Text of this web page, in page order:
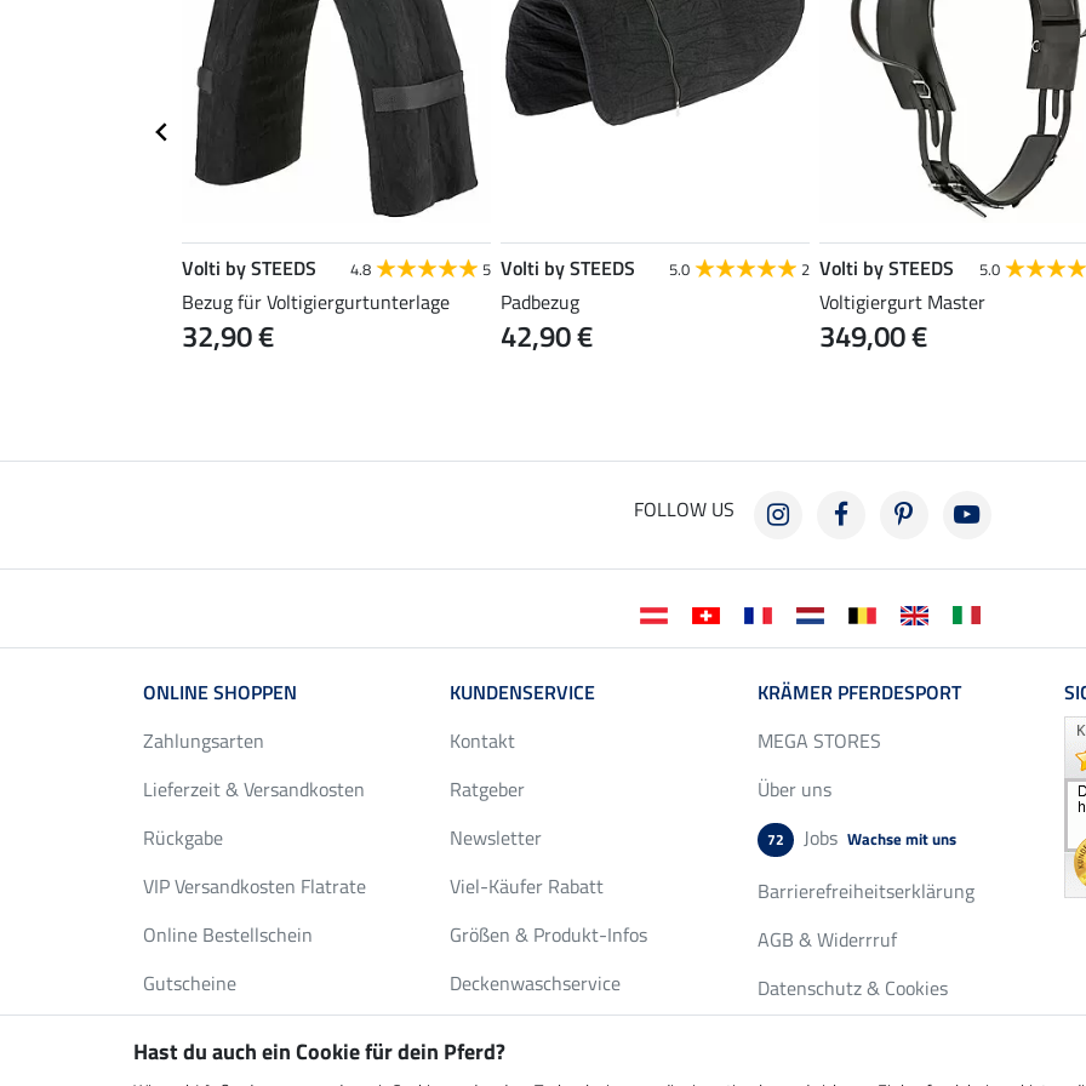
Volti by STEEDS 4.8 5
Bezug für Voltigiergurtunterlage
32,90 €
Volti by STEEDS 5.0 2
Padbezug
42,90 €
Volti by STEEDS 5.0
Voltigiergurt Master
349,00 €
FOLLOW US
ONLINE SHOPPEN
Zahlungsarten
Lieferzeit & Versandkosten
Rückgabe
VIP Versandkosten Flatrate
Online Bestellschein
Gutscheine
KUNDENSERVICE
Kontakt
Ratgeber
Newsletter
Viel-Käufer Rabatt
Größen & Produkt-Infos
Deckenwaschservice
Pferdefreunde-Seiten
KRÄMER PFERDESPORT
MEGA STORES
Über uns
72 Jobs Wachse mit uns
Barrierefreiheitserklärung
AGB & Widerrruf
Datenschutz & Cookies
Hast du auch ein Cookie für dein Pferd?